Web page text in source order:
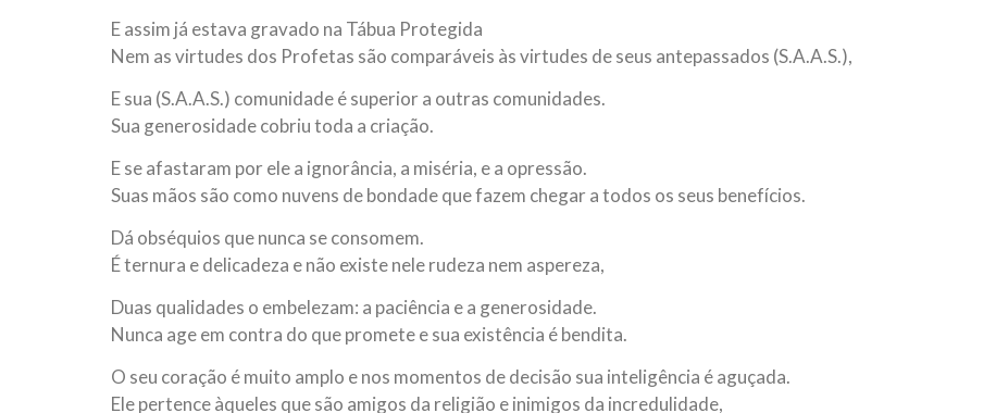
E assim já estava gravado na Tábua Protegida
Nem as virtudes dos Profetas são comparáveis às virtudes de seus antepassados (S.A.A.S.),
E sua (S.A.A.S.) comunidade é superior a outras comunidades.
Sua generosidade cobriu toda a criação.
E se afastaram por ele a ignorância, a miséria, e a opressão.
Suas mãos são como nuvens de bondade que fazem chegar a todos os seus benefícios.
Dá obséquios que nunca se consomem.
É ternura e delicadeza e não existe nele rudeza nem aspereza,
Duas qualidades o embelezam: a paciência e a generosidade.
Nunca age em contra do que promete e sua existência é bendita.
O seu coração é muito amplo e nos momentos de decisão sua inteligência é aguçada.
Ele pertence àqueles que são amigos da religião e inimigos da incredulidade,